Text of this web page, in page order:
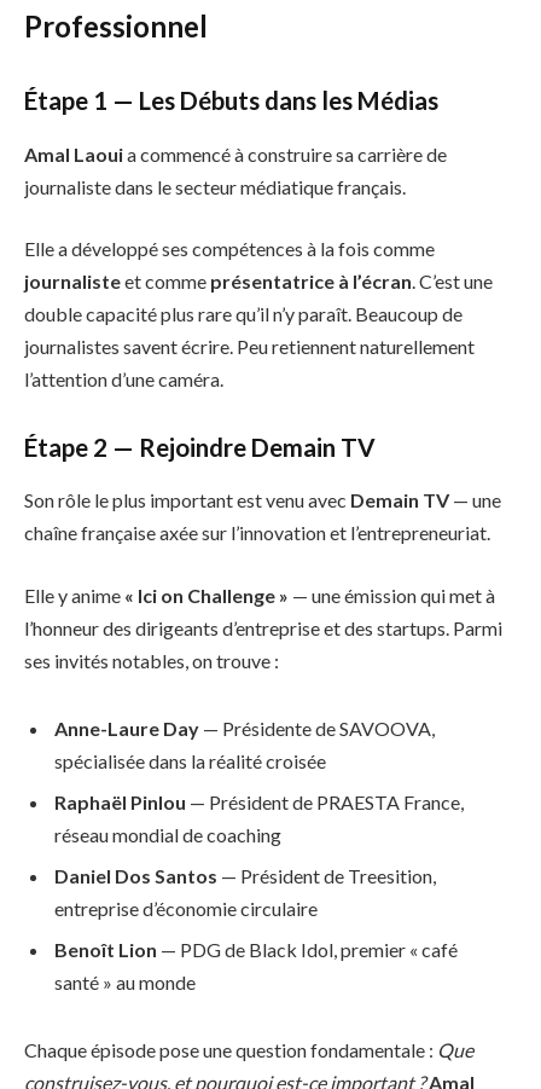
Professionnel
Étape 1 — Les Débuts dans les Médias
Amal Laouia commencé à construire sa carrière de
journaliste dans le secteur médiatique français.
Elle a développé ses compétences à la fois comme
journalisteet comme présentatrice à l’écran. C’est une
double capacité plus rare qu’il n’y paraît. Beaucoup de
journalistes savent écrire. Peu retiennent naturellement
l’attention d’une caméra.
Étape 2 — Rejoindre Demain TV
Son rôle le plus important est venu avec Demain TV— une
chaîne française axée sur l’innovation et l’entrepreneuriat.
Elle y anime « Ici on Challenge » — une émission qui met à
l’honneur des dirigeants d’entreprise et des startups. Parmi
ses invités notables, on trouve :
Anne-Laure Day — Présidente de SAVOOVA,
spécialisée dans la réalité croisée
Raphaël Pinlou — Président de PRAESTA France,
réseau mondial de coaching
Daniel Dos Santos — Président de Treesition,
entreprise d’économie circulaire
Benoît Lion — PDG de Black Idol, premier « café
santé » au monde
Chaque épisode pose une question fondamentale : Que
construisez-vous, et pourquoi est-ce important ? Amal